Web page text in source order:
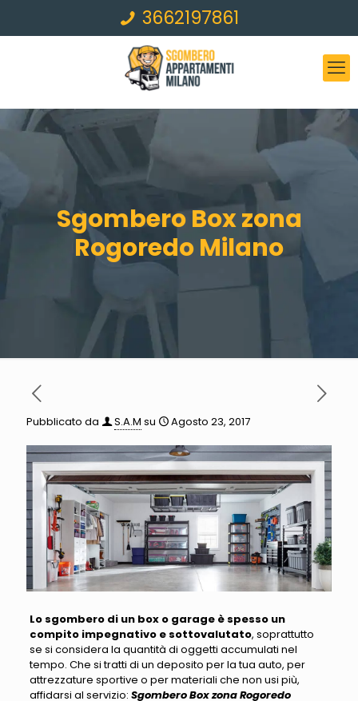
3662197861
Sgombero Box zona
Rogoredo Milano
Pubblicato da S.A.M su Agosto 23, 2017
Lo sgombero di un box o garage è spesso un
compito impegnativo e sottovalutato, soprattutto
se si considera la quantità di oggetti accumulati nel
tempo. Che si tratti di un deposito per la tua auto, per
attrezzature sportive o per materiali che non usi più,
affidarsi al servizio: Sgombero Box zona Rogoredo